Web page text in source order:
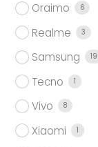
Oraimo 6
Realme 3
Samsung 19
Tecno 1
Vivo 8
Xiaomi 1